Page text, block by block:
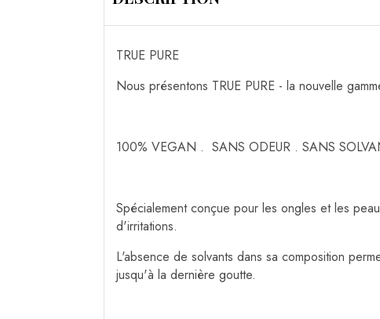
TRUE PURE
Nous présentons TRUE PURE - la nouvelle
100% VEGAN . SANS ODEUR . SANS
Spécialement conçue pour les ongles et les
d'irritations.
L'absence de solvants dans sa composition
jusqu'à la dernière goutte.